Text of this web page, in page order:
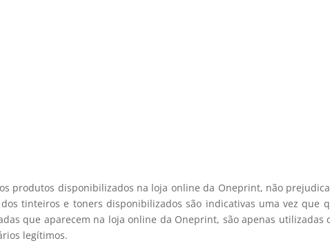
produtos disponibilizados na loja online da Oneprint, não
tinteiros e toners disponibilizados são indicativas uma vez que
que aparecem na loja online da Oneprint, são apenas
legítimos.